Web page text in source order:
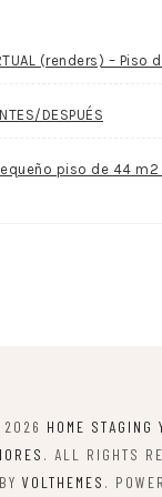
(renders) – Piso
DESPUÉS
piso de 44 m2
2026 HOME STAGING
. ALL RIGHTS
VOLTHEMES .